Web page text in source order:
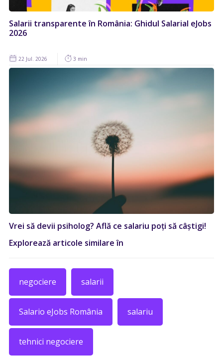
Salarii transparente în România: Ghidul Salarial eJobs
2026
22 Jul. 2026 3 min
Vrei să devii psiholog? Află ce salariu poți să câștigi!
Explorează articole similare în
negociere salarii
Salario eJobs România salariu
tehnici negociere